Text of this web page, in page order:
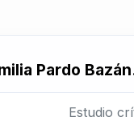
Pardo
Estudio